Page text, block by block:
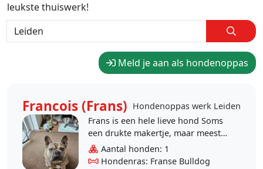
leukste thuiswerk!
Meld je aan als hondenoppas
Francois (Frans) Hondenoppas werk Leiden
Frans is een hele lieve hond Soms
een drukte makertje, maar meestal
rustig. Hij is erg nieuwsgierig en
dol op aandacht. Hij heeft een
Aantal honden: 1
Hondenras: Franse Bulldog